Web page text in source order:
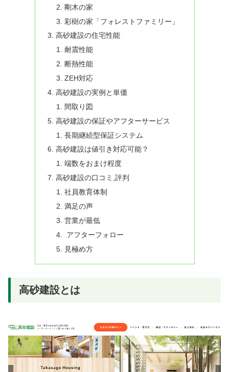
剛木の家
彩樹の家「フォレストファミリー」
高砂建設の住宅性能
耐震性能
断熱性能
ZEH対応
高砂建設の実例と単価
間取り図
高砂建設の保証やアフターサービス
長期継続型保証システム
高砂建設は値引き対応可能？
端数をおまけ程度
高砂建設の口コミ,評判
社員教育体制
満足の声
営業が最低
アフターフォロー
見極め方
高砂建設とは